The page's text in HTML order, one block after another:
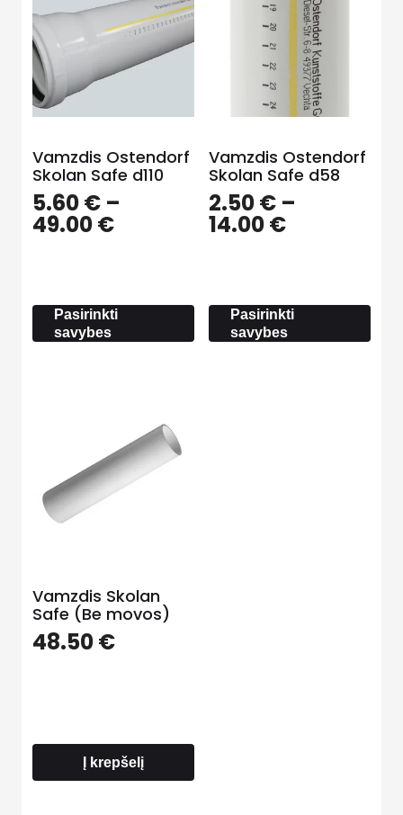
Vamzdis Ostendorf
Skolan Safe d110
5.60€ –
49.00€Price
49.00 €
Pasirinkti
savybes
Vamzdis Ostendorf
Skolan Safe d58
2.50€ –
14.00€Price
14.00 €
Pasirinkti
savybes
Vamzdis Skolan
Safe (Be movos)
48.50€
Į krepšelį